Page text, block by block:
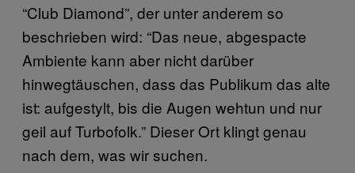
“Club Diamond”, der unter anderem so
beschrieben wird: “Das neue, abgespacte
Ambiente kann aber nicht darüber
hinwegtäuschen, dass das Publikum das alte
ist: aufgestylt, bis die Augen wehtun und nur
geil auf Turbofolk.” Dieser Ort klingt genau
nach dem, was wir suchen.